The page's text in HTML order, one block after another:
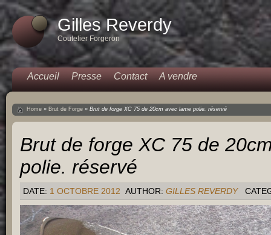
Gilles Reverdy
Coutelier Forgeron
Accueil Presse Contact A vendre
Home » Brut de Forge » Brut de forge XC 75 de 20cm avec lame polie. réservé
Brut de forge XC 75 de
polie. réservé
DATE: 1 OCTOBRE 2012 AUTHOR: GILLES REVERDY